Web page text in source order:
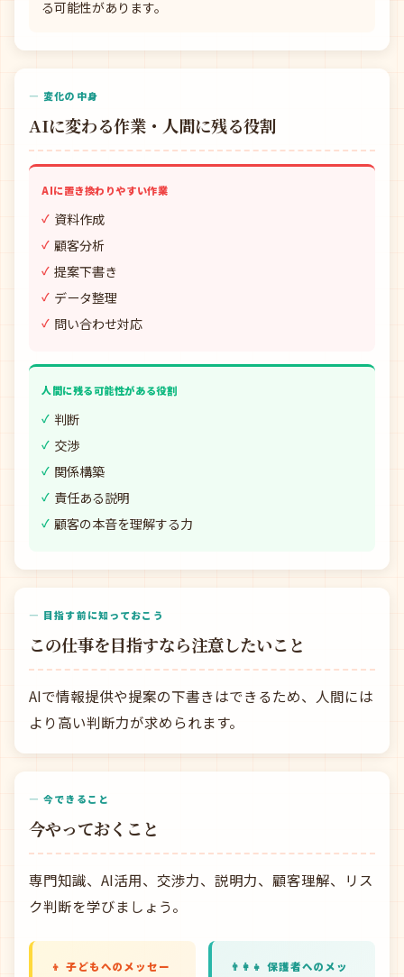
る可能性があります。
— 変化の中身
AIに変わる作業・人間に残る役割
AIに置き換わりやすい作業
資料作成
顧客分析
提案下書き
データ整理
問い合わせ対応
人間に残る可能性がある役割
判断
交渉
関係構築
責任ある説明
顧客の本音を理解する力
— 目指す前に知っておこう
この仕事を目指すなら注意したいこと
AIで情報提供や提案の下書きはできるため、人間には
より高い判断力が求められます。
— 今できること
今やっておくこと
専門知識、AI活用、交渉力、説明力、顧客理解、リス
ク判断を学びましょう。
👦 子どもへのメッセー
👨‍👩‍👧 保護者へのメッ